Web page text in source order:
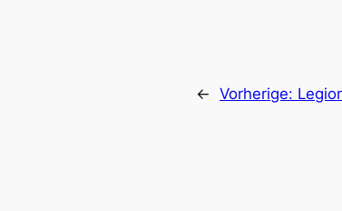
← Vorherige: